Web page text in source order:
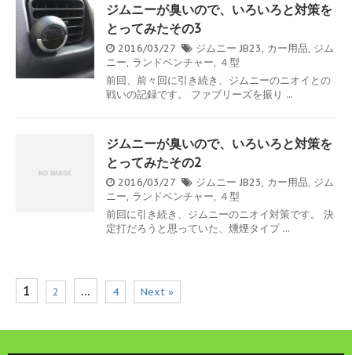
ジムニーが臭いので、いろいろと対策を
とってみたその3
2016/03/27 ジムニー JB23, カー用品, ジム
ニー, ランドベンチャー, ４型
前回、前々回に引き続き、ジムニーのニオイとの
戦いの記録です。 ファブリーズを振り ...
ジムニーが臭いので、いろいろと対策を
とってみたその2
2016/03/27 ジムニー JB23, カー用品, ジム
ニー, ランドベンチャー, ４型
前回に引き続き、ジムニーのニオイ対策です。 決
定打だろうと思っていた、燻煙タイプ ...
1 2 … 4 Next »